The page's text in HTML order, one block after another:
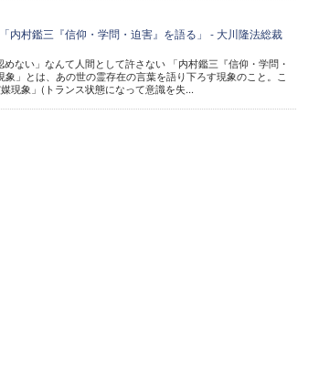
内村鑑三『信仰・学問・迫害』を語る」 - 大川隆法総裁
い」なんて人間として許さない 「内村鑑三『信仰・学問・
」とは、あの世の霊存在の言葉を語り下ろす現象のこと。こ
現象」(トランス状態になって意識を失...